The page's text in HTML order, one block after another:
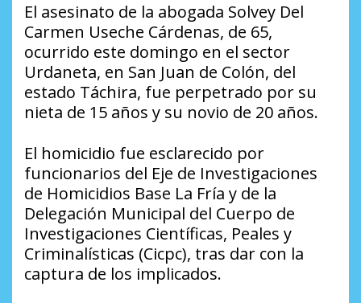
El asesinato de la abogada Solvey Del
Carmen Useche Cárdenas, de 65,
ocurrido este domingo en el sector
Urdaneta, en San Juan de Colón, del
estado Táchira, fue perpetrado por su
nieta de 15 años y su novio de 20 años.
El homicidio fue esclarecido por
funcionarios del Eje de Investigaciones
de Homicidios Base La Fría y de la
Delegación Municipal del Cuerpo de
Investigaciones Científicas, Peales y
Criminalísticas (Cicpc), tras dar con la
captura de los implicados.